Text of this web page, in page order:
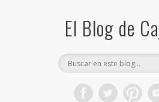
El Blog de